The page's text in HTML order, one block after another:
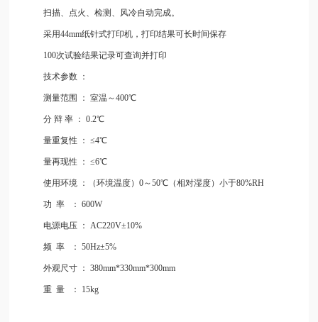
扫描、点火、检测、风冷自动完成。
采用44mm纸针式打印机，打印结果可长时间保存
100次试验结果记录可查询并打印
技术参数 ：
测量范围 ： 室温～400℃
分 辩 率 ： 0.2℃
量重复性 ： ≤4℃
量再现性 ： ≤6℃
使用环境 ：（环境温度）0～50℃（相对湿度）小于80%RH
功 率 ： 600W
电源电压 ： AC220V±10%
频 率 ： 50Hz±5%
外观尺寸 ： 380mm*330mm*300mm
重 量 ： 15kg